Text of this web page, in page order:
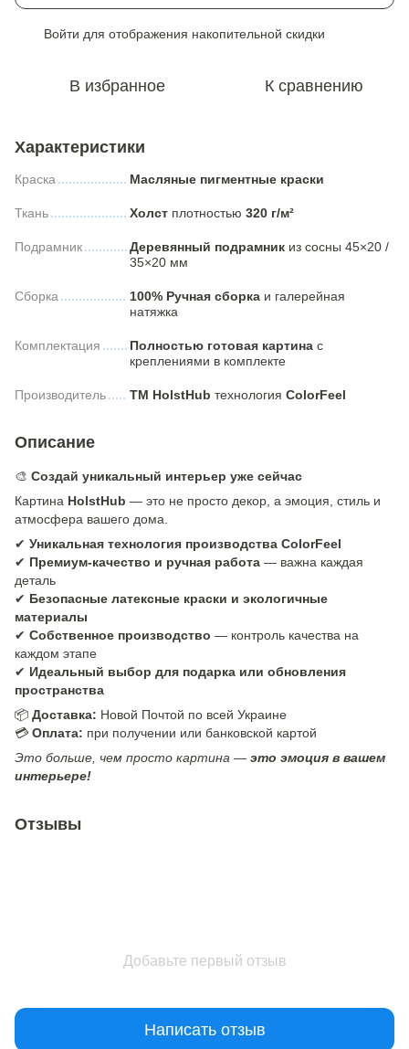
Войти для отображения накопительной скидки
В избранное К сравнению
Характеристики
Краска Масляные пигментные краски
Ткань Холст плотностью 320 г/м²
Подрамник Деревянный подрамник из сосны 45×20 /
35×20 мм
Сборка 100% Ручная сборка и галерейная
натяжка
Комплектация Полностью готовая картина с
креплениями в комплекте
Производитель ТМ HolstHub технология ColorFeel
Описание
🎨 Создай уникальный интерьер уже сейчас
Картина HolstHub — это не просто декор, а эмоция, стиль и
атмосфера вашего дома.
✔ Уникальная технология производства ColorFeel
✔ Премиум-качество и ручная работа — важна каждая
деталь
✔ Безопасные латексные краски и экологичные
материалы
✔ Собственное производство — контроль качества на
каждом этапе
✔ Идеальный выбор для подарка или обновления
пространства
📦 Доставка: Новой Почтой по всей Украине
💳 Оплата: при получении или банковской картой
Это больше, чем просто картина — это эмоция в вашем
интерьере!
Отзывы
Добавьте первый отзыв
Написать отзыв